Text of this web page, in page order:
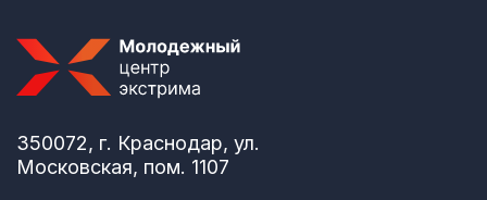
350072, г. Краснодар, ул.
Московская, пом. 1107